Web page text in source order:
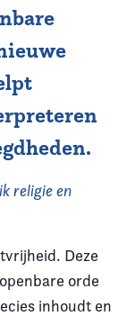
religie en
Deze
orde
inhoudt en